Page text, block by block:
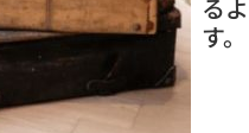
る
す。